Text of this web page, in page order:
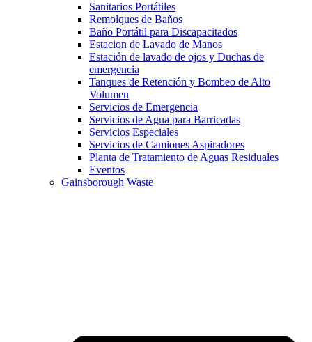
Sanitarios Portátiles
Remolques de Baños
Baño Portátil para Discapacitados
Estacion de Lavado de Manos
Estación de lavado de ojos y Duchas de
emergencia
Tanques de Retención y Bombeo de Alto
Volumen
Servicios de Emergencia
Servicios de Agua para Barricadas
Servicios Especiales
Servicios de Camiones Aspiradores
Planta de Tratamiento de Aguas Residuales
Eventos
Gainsborough Waste